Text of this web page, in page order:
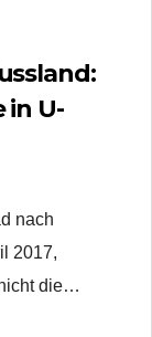
in U-
nach
2017,
die…